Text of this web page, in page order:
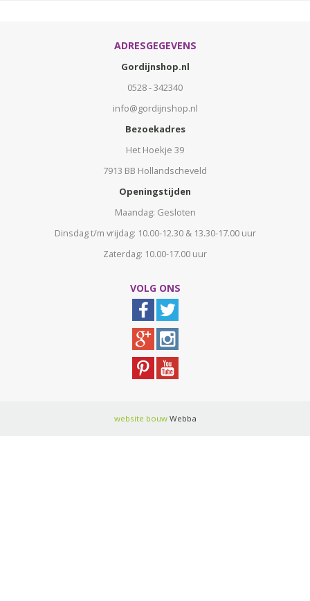
ADRESGEGEVENS
Gordijnshop.nl
0528 - 342340
info@gordijnshop.nl
Bezoekadres
Het Hoekje 39
7913 BB Hollandscheveld
Openingstijden
Maandag: Gesloten
Dinsdag t/m vrijdag: 10.00-12.30 & 13.30-17.00 uur
Zaterdag: 10.00-17.00 uur
VOLG ONS
website bouwWebba